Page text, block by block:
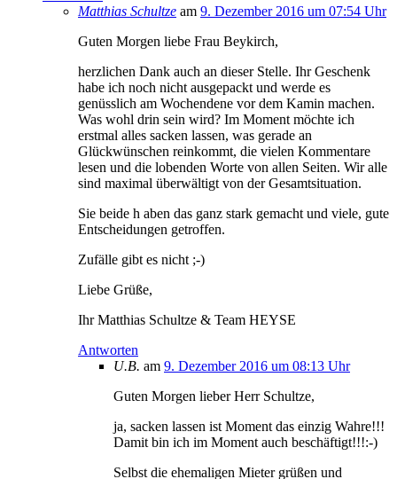
Matthias Schultze am 9. Dezember 2016 um 07:54 Uhr
Guten Morgen liebe Frau Beykirch,
herzlichen Dank auch an dieser Stelle. Ihr Geschenk
habe ich noch nicht ausgepackt und werde es
genüsslich am Wochendene vor dem Kamin machen.
Was wohl drin sein wird? Im Moment möchte ich
erstmal alles sacken lassen, was gerade an
Glückwünschen reinkommt, die vielen Kommentare
lesen und die lobenden Worte von allen Seiten. Wir alle
sind maximal überwältigt von der Gesamtsituation.
Sie beide h aben das ganz stark gemacht und viele, gute
Entscheidungen getroffen.
Zufälle gibt es nicht ;-)
Liebe Grüße,
Ihr Matthias Schultze & Team HEYSE
Antworten
U.B. am 9. Dezember 2016 um 08:13 Uhr
Guten Morgen lieber Herr Schultze,
ja, sacken lassen ist Moment das einzig Wahre!!!
Damit bin ich im Moment auch beschäftigt!!!:-)
Selbst die ehemaligen Mieter grüßen und